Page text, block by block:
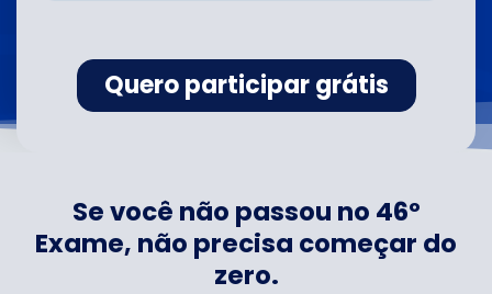
Se você não passou no 46º
Exame, não precisa começar do
zero.